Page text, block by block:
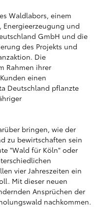
Waldlabors, einem
und
GmbH und die
des Projekts und
Die
Rahmen ihrer
einen
Deutschland pflanzte
bringen, wie der
zu bewirtschaften sein
"Wald für Köln" oder
vier Jahreszeiten ein
Mit dieser neuen
Ansprüchen der
nachkommen.